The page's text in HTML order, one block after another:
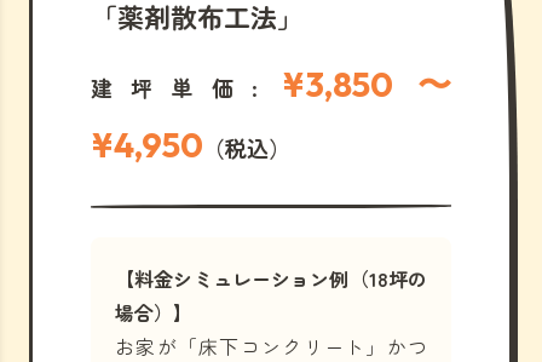
「薬剤散布工法」
建坪単価: ¥3,850 〜
¥4,950 （税込）
【料金シミュレーション例（18坪の
場合）】
お家が「床下コンクリート」かつ